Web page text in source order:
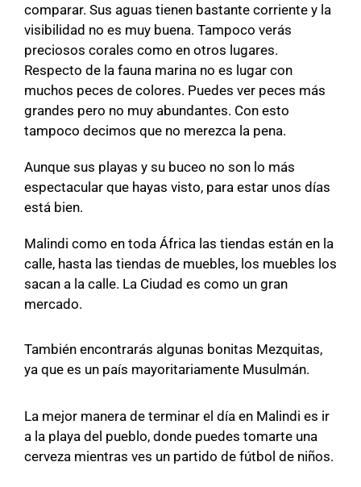
comparar. Sus aguas tienen bastante corriente y la
visibilidad no es muy buena. Tampoco verás
preciosos corales como en otros lugares.
Respecto de la fauna marina no es lugar con
muchos peces de colores. Puedes ver peces más
grandes pero no muy abundantes. Con esto
tampoco decimos que no merezca la pena.
Aunque sus playas y su buceo no son lo más
espectacular que hayas visto, para estar unos días
está bien.
Malindi como en toda África las tiendas están en la
calle, hasta las tiendas de muebles, los muebles los
sacan a la calle. La Ciudad es como un gran
mercado.
También encontrarás algunas bonitas Mezquitas,
ya que es un país mayoritariamente Musulmán.
La mejor manera de terminar el día en Malindi es ir
a la playa del pueblo, donde puedes tomarte una
cerveza mientras ves un partido de fútbol de niños.